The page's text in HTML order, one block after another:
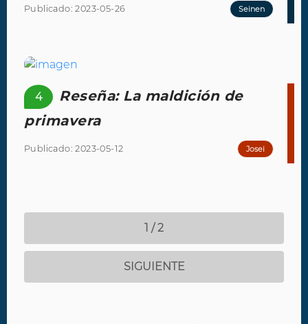
Publicado: 2023-05-26 Seinen
4
Reseña: La maldición de
primavera
Publicado: 2023-05-12 Josei
1 / 2
SIGUIENTE